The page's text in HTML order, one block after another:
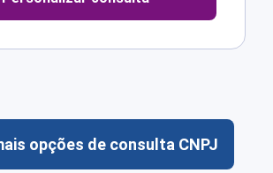
opções de consulta CNPJ